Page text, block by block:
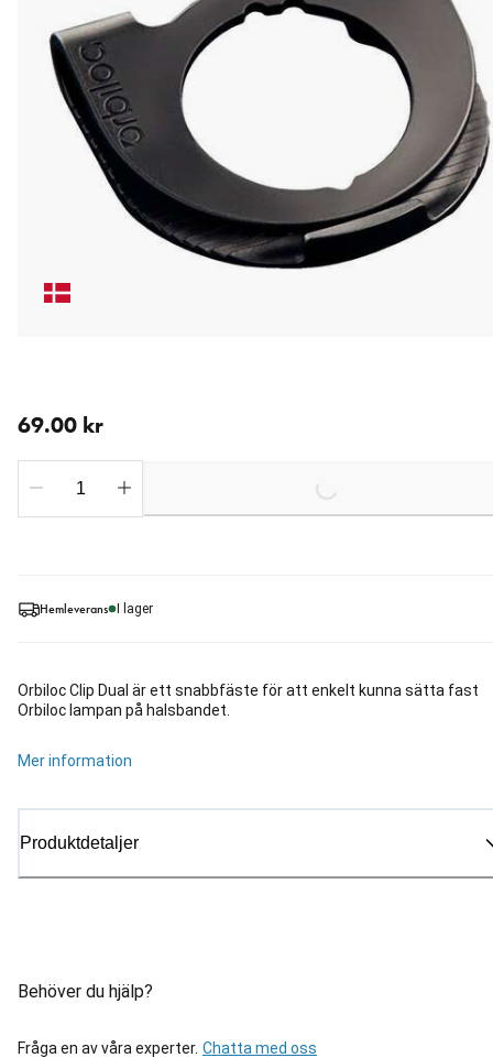
Hemleverans I lager
Orbiloc Clip Dual är ett snabbfäste för att enkelt kunna sätta fast
Orbiloc lampan på halsbandet.
Mer information
Produktdetaljer
Behöver du hjälp?
Fråga en av våra experter. Chatta med oss
69.00 kr